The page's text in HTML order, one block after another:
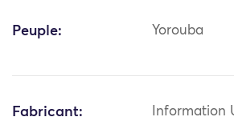
Peuple: Yorouba
Fabricant: Information